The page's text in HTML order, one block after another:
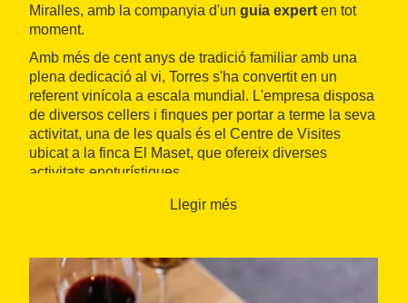
Miralles, amb la companyia d'un guia expert en tot
moment.
Amb més de cent anys de tradició familiar amb una
plena dedicació al vi, Torres s'ha convertit en un
referent vinícola a escala mundial. L'empresa disposa
de diversos cellers i finques per portar a terme la seva
activitat, una de les quals és el Centre de Visites
ubicat a la finca El Maset, que ofereix diverses
activitats enoturístiques.
Llegir més